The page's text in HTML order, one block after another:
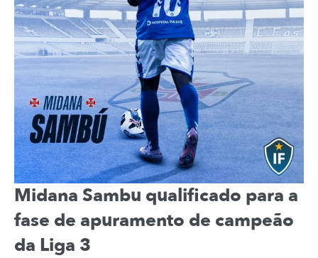
Midana Sambu qualificado para a
fase de apuramento de campeão
da Liga 3